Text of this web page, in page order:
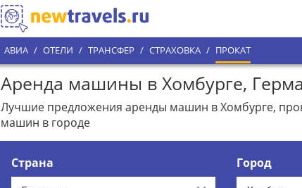
АВИА / ОТЕЛИ / ТРАНСФЕР / СТРАХОВКА / ПРОКАТ
Аренда машины в Хомбурге,
Лучшие предложения аренды машин в Хомбурге,
машин в городе
Страна Город